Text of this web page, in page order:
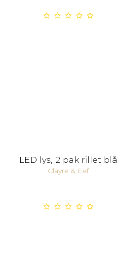
LED lys, 2 pak rillet blå
Clayre & Eef